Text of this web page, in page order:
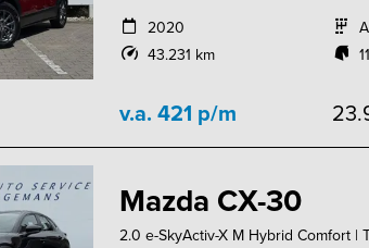
2020
43.231 km
v.a. 421 p/m
Mazda CX-30
2.0 e-SkyActiv-X M Hybrid Comfort |